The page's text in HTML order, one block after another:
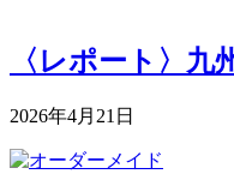
〈レポート〉
2026年4月21日